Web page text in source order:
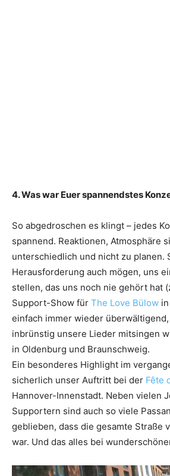
4. Was war Euer spannendstes
So abgedroschen es klingt – jedes
spannend. Reaktionen, Atmosphäre
unterschiedlich und nicht zu planen.
Herausforderung auch mögen, uns
stellen, das uns noch nie gehört hat
Support-Show für The Love Bülow
einfach immer wieder
inbrünstig unsere Lieder mitsingen
in Oldenburg und Braunschweig.
Ein besonderes Highlight im
sicherlich unser Auftritt bei der Fête
Hannover-Innenstadt. Neben vielen
Supportern sind auch so viele
geblieben, dass die gesamte Straße
war. Und das alles bei